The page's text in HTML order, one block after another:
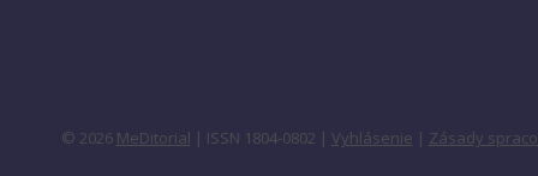
© 2026 MeDitorial | ISSN 1804-0802 | Vyhlásenie | Zásady